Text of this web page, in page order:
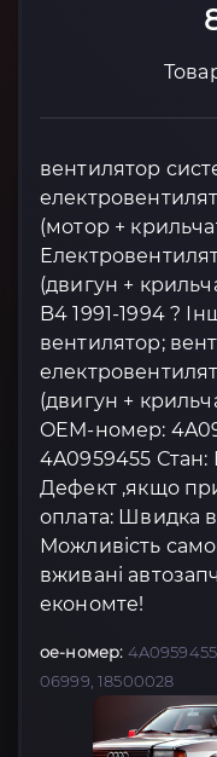
вентилятор
(мотор +
(двигун +
B4 1991-1994 ?
вентилятор;
(двигун +
OEM-номер:
4A0959455 Стан:
Дефект ,якщо
оплата: Швидка
Можливість
вживані
економте!
oe-номер:
06999, 18500028